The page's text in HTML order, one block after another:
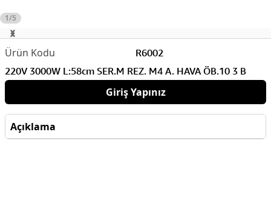
1/5
R6002
220V 3000W L:58cm SER.M REZ. M4 A. HAVA ÖB.10 3 B
Giriş Yapınız
Açıklama